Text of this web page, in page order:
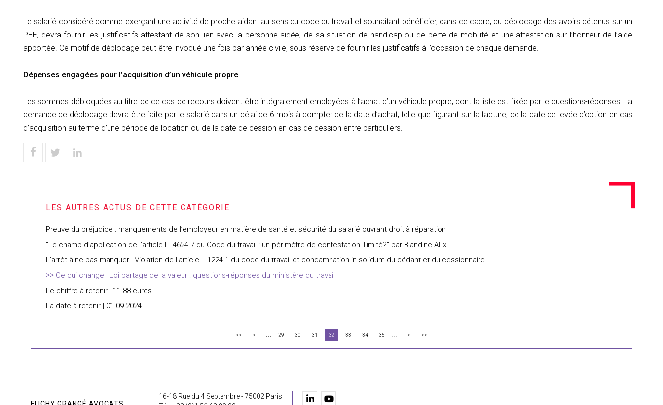
Le salarié considéré comme exerçant une activité de proche aidant au sens du code du travail et souhaitant bénéficier, dans ce cadre, du déblocage des avoirs détenus sur un
PEE, devra fournir les justificatifs attestant de son lien avec la personne aidée, de sa situation de handicap ou de perte de mobilité et une attestation sur l’honneur de l’aide
apportée. Ce motif de déblocage peut être invoqué une fois par année civile, sous réserve de fournir les justificatifs à l’occasion de chaque demande.
Dépenses engagées pour l’acquisition d’un véhicule propre
Les sommes débloquées au titre de ce cas de recours doivent être intégralement employées à l’achat d’un véhicule propre, dont la liste est fixée par le questions-réponses. La
demande de déblocage devra être faite par le salarié dans un délai de 6 mois à compter de la date d’achat, telle que figurant sur la facture, de la date de levée d’option en cas
d’acquisition au terme d’une période de location ou de la date de cession en cas de cession entre particuliers.
Preuve du préjudice : manquements de l’employeur en matière de santé et sécurité du salarié ouvrant droit à réparation
"Le champ d’application de l’article L. 4624-7 du Code du travail : un périmètre de contestation illimité?" par Blandine Allix
L'arrêt à ne pas manquer | Violation de l'article L.1224-1 du code du travail et condamnation in solidum du cédant et du cessionnaire
Ce qui change | Loi partage de la valeur : questions-réponses du ministère du travail
Le chiffre à retenir | 11.88 euros
La date à retenir | 01.09.2024
<< < ... 29 30 31 32 33 34 35 ... > >>
16-18 Rue du 4 Septembre - 75002 Paris